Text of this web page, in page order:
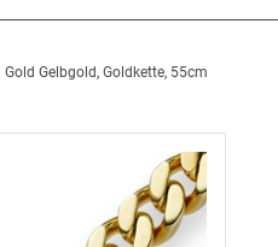
Gelbgold, Goldkette, 55cm